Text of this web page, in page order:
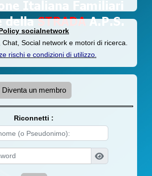
socialnetwork
Social network e motori di ricerca.
rischi e condizioni di utilizzo.
Diventa un membro
Riconnetti :